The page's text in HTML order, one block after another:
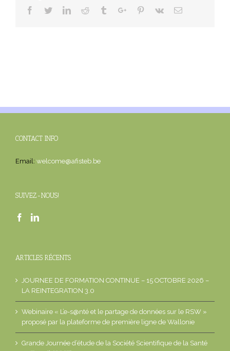
Facebook
TwitterLinkedinReddit TumblrGoogle+Pinterest
Vk Email
CONTACT INFO
Email: welcome@afisteb.be
SUIVEZ-NOUS!
ARTICLES RÉCENTS
JOURNEE DE FORMATION CONTINUE – 15 OCTOBRE 2026 –
LA REINTEGRATION 3.0
Webinaire « L’e-s@nté et le partage de données sur le RSW »
proposé par la plateforme de première ligne de Wallonie
Grande Journée d’étude de la Société Scientifique de la Santé